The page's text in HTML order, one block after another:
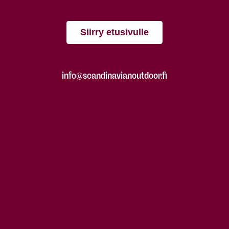
Siirry etusivulle
info@scandinavianoutdoor.fi